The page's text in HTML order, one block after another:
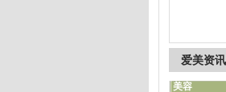
爱美资讯
美容